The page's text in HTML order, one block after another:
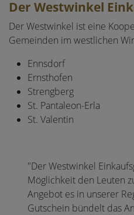
Der Westwinkel
Der Westwinkel ist eine
Gemeinden im westlichen
Ennsdorf
Ernsthofen
Strengberg
St. Pantaleon-Erla
St. Valentin
"Der Westwinkel
Möglichkeit den Leuten
Angebot es in unserer
Gutschein bündelt das